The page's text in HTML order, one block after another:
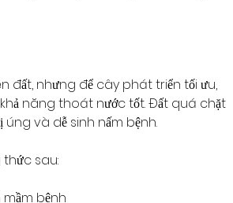
đất, nhưng để cây phát triển tối ưu,
năng thoát nước tốt. Đất quá chặt
úng và dễ sinh nấm bệnh.
sau:
bệnh